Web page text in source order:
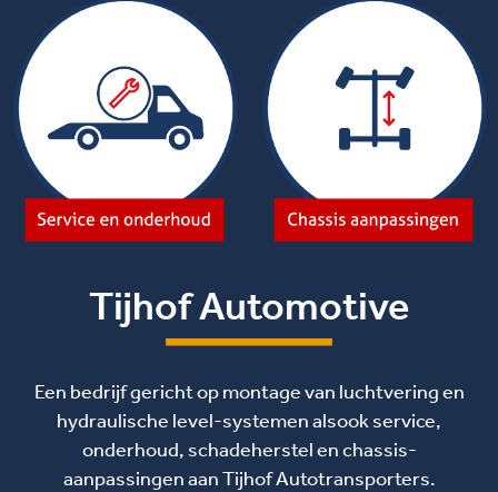
Tijhof Automotive
Een bedrijf gericht op montage van luchtvering en
hydraulische level-systemen alsook service,
onderhoud, schadeherstel en chassis-
aanpassingen aan Tijhof Autotransporters.